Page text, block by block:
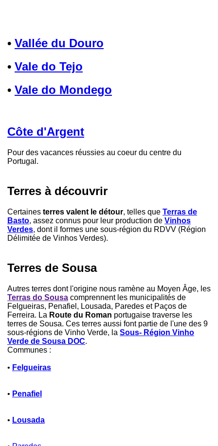
• Vallée du Douro
• Vale do Tejo
• Vale do Mondego
Côte d'Argent
Pour des vacances réussies au coeur du centre du
Portugal.
Terres à découvrir
Certaines terres valent le détour, telles que Terras de
Basto, assez connus pour leur production de Vinhos
Verdes, dont il formes une sous-région du RDVV (Région
Délimitée de Vinhos Verdes).
Terres de Sousa
Autres terres dont l'origine nous ramène au Moyen Âge, les
Terras do Sousa comprennent les municipalités de
Felgueiras, Penafiel, Lousada, Paredes et Paços de
Ferreira. La Route du Roman portugaise traverse les
terres de Sousa. Ces terres aussi font partie de l'une des 9
sous-régions de Vinho Verde, la Sous- Région Vinho
Verde de Sousa DOC.
Communes :
• Felgueiras
• Penafiel
• Lousada